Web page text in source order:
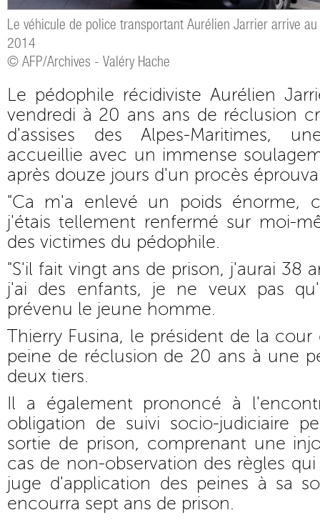
Le véhicule de police transportant Aurélien Jarrier arrive
2014
© AFP/Archives - Valéry Hache
Le pédophile récidiviste Aurélien
vendredi à 20 ans ans de réclusion
d'assises des Alpes-Maritimes,
accueillie avec un immense
après douze jours d'un procès
"Ca m'a enlevé un poids énorme,
j'étais tellement renfermé sur moi-
des victimes du pédophile.
"S'il fait vingt ans de prison, j'aurai 38
j'ai des enfants, je ne veux pas
prévenu le jeune homme.
Thierry Fusina, le président de la cour
peine de réclusion de 20 ans à une
deux tiers.
Il a également prononcé à
obligation de suivi socio-judiciaire
sortie de prison, comprenant une
cas de non-observation des règles
juge d'application des peines à sa
encourra sept ans de prison.